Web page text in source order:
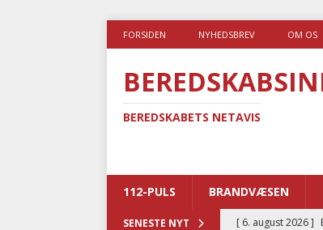
FORSIDEN NYHEDSBREV OM OS
BEREDSKABETS NETAVIS
112-PULS BRANDVÆSEN
SENESTE NYT [ 6. august 2026 ]